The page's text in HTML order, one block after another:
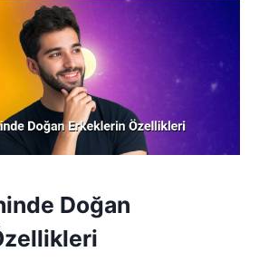
Doğan